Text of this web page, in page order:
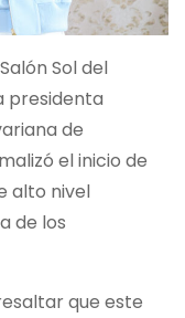
Sol del
presidenta
de
el inicio de
alto nivel
de los
que este